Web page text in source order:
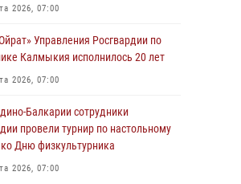
2026, 07:00
Управления Росгвардии по
Калмыкия исполнилось 20 лет
2026, 07:00
Балкарии сотрудники
провели турнир по настольному
ко Дню физкультурника
2026, 07:00